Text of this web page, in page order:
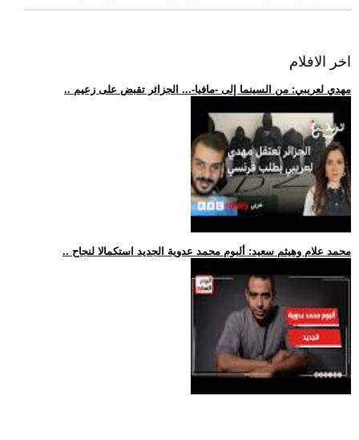
اخر الافلام
.. مهدي لعريبي: من السينما إلى -مافيا-... الجزائر تقبض على زعيم
.. محمد علام وهيثم سعيد: ألبوم محمد عدوية الجديد استكمالا لنجاح